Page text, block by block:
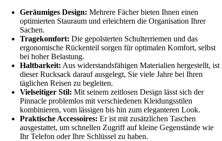
Geräumiges Design: Mehrere Fächer bieten Ihnen einen
optimierten Stauraum und erleichtern die Organisation Ihrer
Sachen.
Tragekomfort: Die gepolsterten Schulterriemen und das
ergonomische Rückenteil sorgen für optimalen Komfort, selbst
bei hoher Belastung.
Haltbarkeit: Aus widerstandsfähigen Materialien hergestellt, ist
dieser Rucksack darauf ausgelegt, Sie viele Jahre bei Ihren
täglichen Reisen zu begleiten.
Vielseitiger Stil: Mit seinem zeitlosen Design lässt sich der
Pinnacle problemlos mit verschiedenen Kleidungsstilen
kombinieren, vom lässigen bis hin zum eleganteren Look.
Praktische Accessoires: Er ist mit zusätzlichen Taschen
ausgestattet, um schnellen Zugriff auf kleine Gegenstände wie
Ihr Telefon oder Ihre Schlüssel zu haben.